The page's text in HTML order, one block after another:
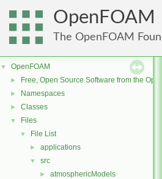
OpenFOAM
The OpenFOAM
▼ OpenFOAM
► Free, Open Source Software from the
► Namespaces
► Classes
▼ Files
▼ File List
► applications
▼ src
► atmosphericModels